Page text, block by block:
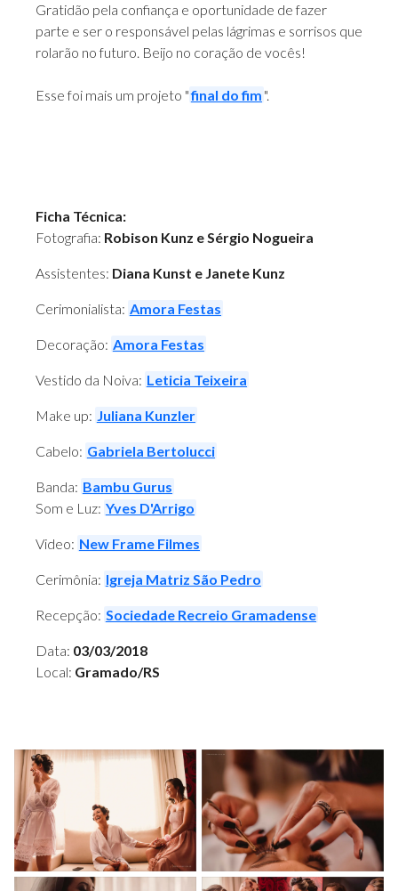
Gratidão pela confiança e oportunidade de fazer
parte e ser o responsável pelas lágrimas e sorrisos que
rolarão no futuro. Beijo no coração de vocês!
Esse foi mais um projeto "final do fim ".
Ficha Técnica:
Fotografia: Robison Kunz e Sérgio Nogueira
Assistentes: Diana Kunst e Janete Kunz
Cerimonialista: Amora Festas
Decoração: Amora Festas
Vestido da Noiva: Leticia Teixeira
Make up: Juliana Kunzler
Cabelo: Gabriela Bertolucci
Banda: Bambu Gurus
Som e Luz: Yves D'Arrigo
Video: New Frame Filmes
Cerimônia: Igreja Matriz São Pedro
Recepção: Sociedade Recreio Gramadense
Data: 03/03/2018
Local: Gramado/RS